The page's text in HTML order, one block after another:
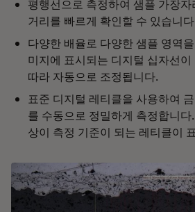
평행선으로 측정하여 샘플 가장자
거리를 빠르게 확인할 수 있습니
다양한 배율로 다양한 샘플 영역
미지에 표시되는 디지털 십자선
따라 자동으로 조정됩니다.
표준 디지털 레티클을 사용하여
를 수동으로 정밀하게 측정합니
상이 측정 기준이 되는 레티클이